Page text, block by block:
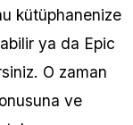
kütüphanenize
ya da Epic
O zaman
ve